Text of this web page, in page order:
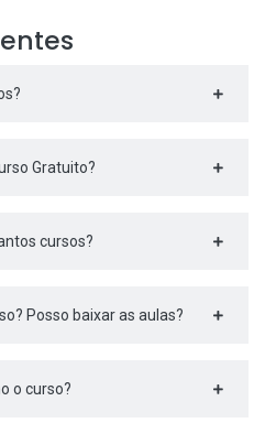
Gratuito?
cursos?
Posso baixar as aulas?
o curso?